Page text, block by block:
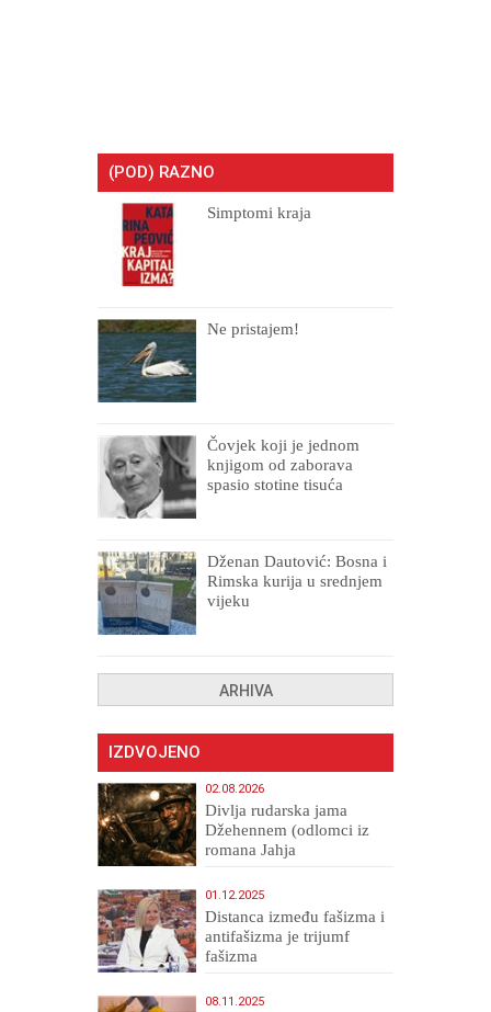
(POD) RAZNO
Simptomi kraja
Ne pristajem!
Čovjek koji je jednom
knjigom od zaborava
spasio stotine tisuća
Dženan Dautović: Bosna i
Rimska kurija u srednjem
vijeku
ARHIVA
IZDVOJENO
02.08.2026
Divlja rudarska jama
Džehennem (odlomci iz
romana Jahja
01.12.2025
Distanca između fašizma i
antifašizma je trijumf
fašizma
08.11.2025